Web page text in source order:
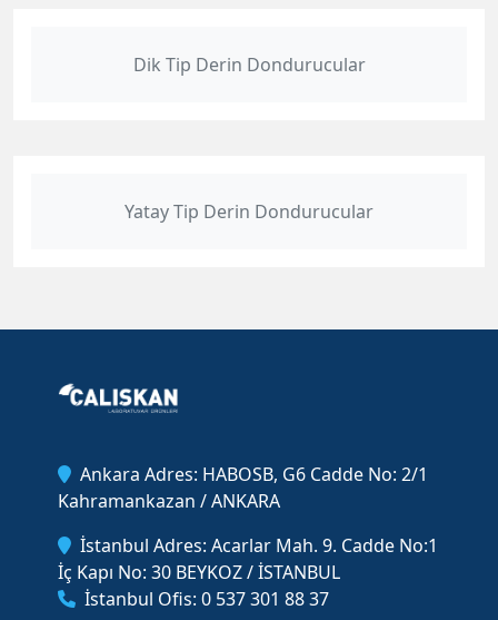
Dik Tip Derin Dondurucular
Yatay Tip Derin Dondurucular
Ankara Adres: HABOSB, G6 Cadde No: 2/1
Kahramankazan / ANKARA
İstanbul Adres: Acarlar Mah. 9. Cadde No:1
İç Kapı No: 30 BEYKOZ / İSTANBUL
İstanbul Ofis: 0 537 301 88 37